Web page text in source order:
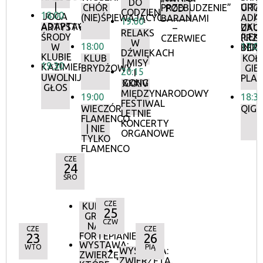
|
JOGA
ADAPTACYJNA
18:00
ARTYSTYCZNE
ŚRODY
W
KLUBIE
KAZIMIERZ
19:30
UWOLNIJ
GŁOS
CHÓR
(NIE)ŚPIEWAJĄCYCH
18:00
KLUB
BRYDŻOWY
19:00
WIECZÓR
FLAMENCO
| NIE
TYLKO
FLAMENCO
DO
CODZIENNOŚCI”
19:00
RELAKS
W
DŹWIĘKACH
| MISY
I
GONG
20:15
XXXIV
MIĘDZYNARODOWY
FESTIWAL
LETNIE
KONCERTY
ORGANOWE
PRZEBUDZENIE”
POD
BARANAMI
–
CZERWIEC
I
17:00
18:30
CZE
23
WTO
CZE
24
ŚRO
KURS
GRY
NA
FORTEPIANIE
WYSTAWA:
ZWIERZĘTA,
CZE
25
CZW
WYSTAWA:
ZWIERZĘTA,
CZE
26
PIĄ